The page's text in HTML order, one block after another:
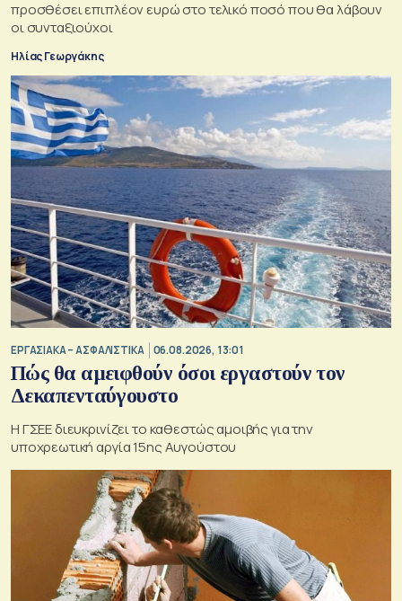
προσθέσει επιπλέον ευρώ στο τελικό ποσό που θα λάβουν
οι συνταξιούχοι
Ηλίας Γεωργάκης
ΕΡΓΑΣΙΑΚΑ – ΑΣΦΑΛΙΣΤΙΚΑ 06.08.2026, 13:01
Πώς θα αμειφθούν όσοι εργαστούν τον
Δεκαπενταύγουστο
Η ΓΣΕΕ διευκρινίζει το καθεστώς αμοιβής για την
υποχρεωτική αργία 15ης Αυγούστου